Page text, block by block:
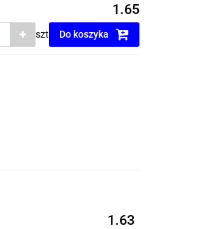
1.65
szt Do koszyka
1.63